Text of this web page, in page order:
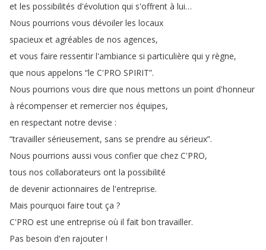
et les possibilités d'évolution qui s'offrent à lui…
Nous pourrions vous dévoiler les locaux
spacieux et agréables de nos agences,
et vous faire ressentir l'ambiance si particulière qui y règne,
que nous appelons “le C'PRO SPIRIT”.
Nous pourrions vous dire que nous mettons un point d'honneur
à récompenser et remercier nos équipes,
en respectant notre devise :
“travailler sérieusement, sans se prendre au sérieux”.
Nous pourrions aussi vous confier que chez C'PRO,
tous nos collaborateurs ont la possibilité
de devenir actionnaires de l'entreprise.
Mais pourquoi faire tout ça ?
C'PRO est une entreprise où il fait bon travailler.
Pas besoin d'en rajouter !